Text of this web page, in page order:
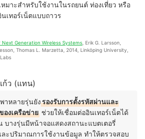
มาะสำหรับใช้งานในรถยนต์ ท่องเที่ยว หรือ
เทอร์เน็ตแบบถาวร
Generation Wireless Systems , Erik G. Larsson,
Thomas L. Marzetta, 2014, Linköping University,
ก้ว (แทน)
าหลายรุ่นยังรองรับการตั้งรหัสผ่านและ
งเครือข่าย ช่วยให้เชื่อมต่ออินเทอร์เน็ตได้
บางรุ่นมีหน้าจอแสดงสถานะแบตเตอรี่
ะปริมาณการใช้งานข้อมูล ทำให้ตรวจสอบ